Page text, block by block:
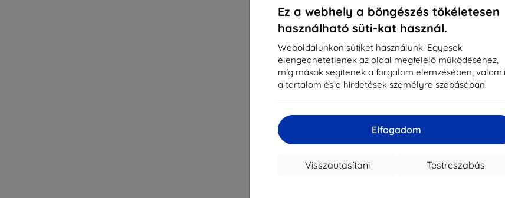
Ez a webhely a böngészés tökéletesen
használható süti-kat használ.
Weboldalunkon sütiket használunk. Egyesek
elengedhetetlenek az oldal megfelelő működéséhez,
míg mások segítenek a forgalom elemzésében,
a tartalom és a hirdetések személyre szabásában.
Elfogadom
Testreszabás
Visszautasítani